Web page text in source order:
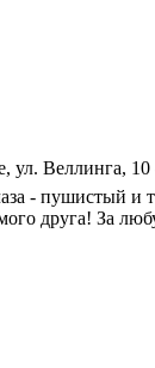
Веллинга, 10
- пушистый и
друга! За